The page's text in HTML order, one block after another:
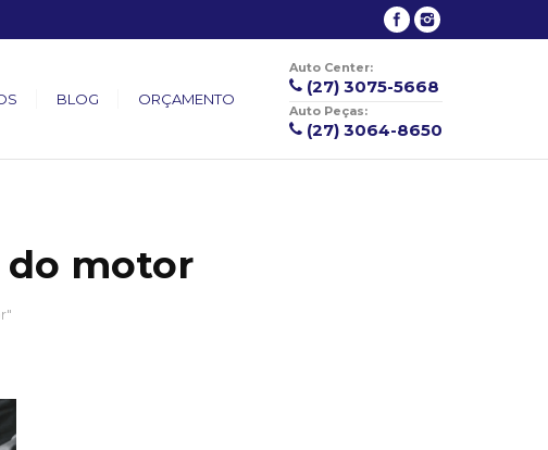
BLOG ORÇAMENTO
Auto Center:
(27) 3075-5668
Auto Peças:
(27) 3064-8650
motor